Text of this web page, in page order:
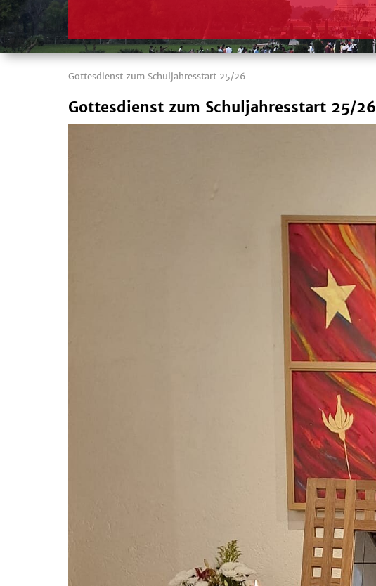
Gottesdienst zum Schuljahresstart 25/26
Gottesdienst zum Schuljahresstart 25/26